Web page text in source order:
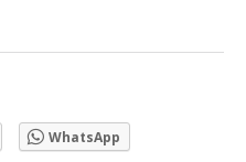
WhatsApp